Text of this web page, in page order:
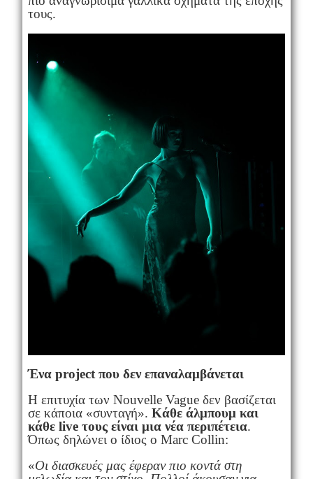
τους.
Ένα project που δεν επαναλαμβάνεται
Η επιτυχία των Nouvelle Vague δεν βασίζεται
σε κάποια «συνταγή». Κάθε άλμπουμ και
κάθε live τους είναι μια νέα περιπέτεια.
Όπως δηλώνει ο ίδιος ο Marc Collin:
«Οι διασκευές μας έφεραν πιο κοντά στη